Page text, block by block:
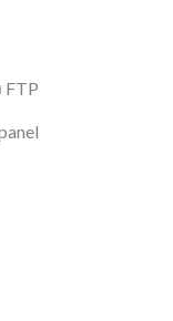
FTP